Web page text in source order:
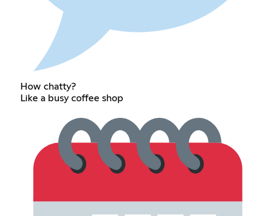
How chatty?
Like a busy coffee shop